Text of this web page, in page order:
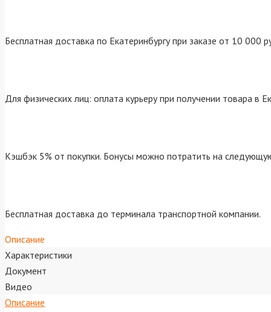
Бесплатная доставка по Екатеринбургу при заказе от 10 000
Для физических лиц: оплата курьеру при получении товара в
Кэшбэк 5% от покупки. Бонусы можно потратить на
Бесплатная доставка до терминала транспортной компании.
Описание
Характеристики
Документ
Видео
Описание